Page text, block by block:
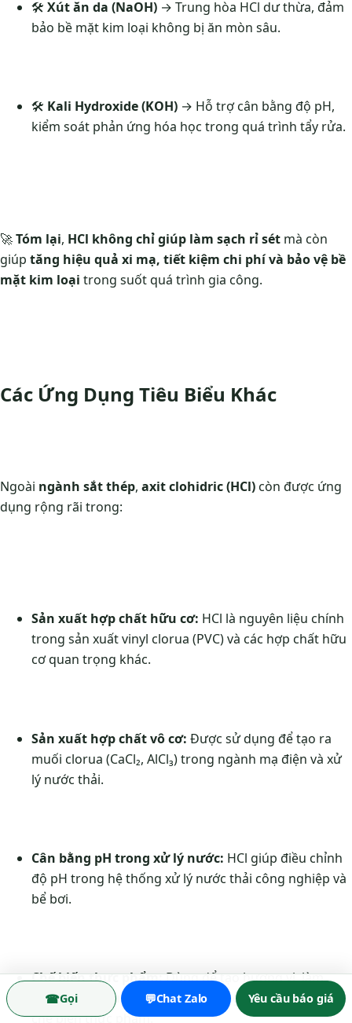
🛠️ Xút ăn da (NaOH) → Trung hòa HCl dư thừa, đảm
bảo bề mặt kim loại không bị ăn mòn sâu.
🛠️ Kali Hydroxide (KOH) → Hỗ trợ cân bằng độ pH,
kiểm soát phản ứng hóa học trong quá trình tẩy rửa.
🚀Tóm lại, HCl không chỉ giúp làm sạch rỉ sét mà còn
giúp tăng hiệu quả xi mạ, tiết kiệm chi phí và bảo vệ bề
mặt kim loại trong suốt quá trình gia công.
Các Ứng Dụng Tiêu Biểu Khác
Ngoài ngành sắt thép, axit clohidric (HCl)còn được ứng
dụng rộng rãi trong:
Sản xuất hợp chất hữu cơ: HCl là nguyên liệu chính
trong sản xuất vinyl clorua (PVC) và các hợp chất hữu
cơ quan trọng khác.
Sản xuất hợp chất vô cơ: Được sử dụng để tạo ra
muối clorua (CaCl₂, AlCl₃) trong ngành mạ điện và xử
lý nước thải.
Cân bằng pH trong xử lý nước: HCl giúp điều chỉnh
độ pH trong hệ thống xử lý nước thải công nghiệp và
bể bơi.
Chế biến thực phẩm:Dùng để tạo hương vị, làm
sạch và bảo quản thực phẩm trong một số quy trình
chế biến thực phẩm.
☎Gọi 💬Chat Zalo Yêu cầu báo giá